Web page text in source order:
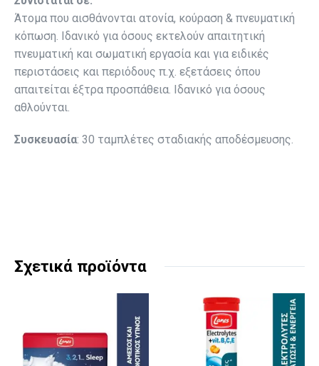
Άτομα που αισθάνονται ατονία, κούραση & πνευματική
κόπωση. Ιδανικό για όσους εκτελούν απαιτητική
πνευματική και σωματική εργασία και για ειδικές
περιστάσεις και περιόδους π.χ. εξετάσεις όπου
απαιτείται έξτρα προσπάθεια. Ιδανικό για όσους
αθλούνται.
Συσκευασία: 30 ταμπλέτες σταδιακής αποδέσμευσης.
Σχετικά προϊόντα